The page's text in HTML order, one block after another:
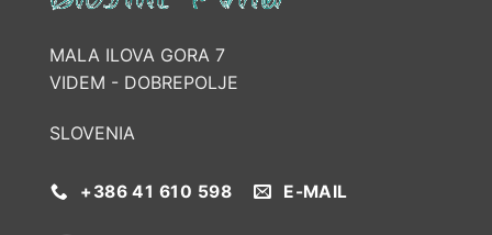
MALA ILOVA GORA 7
VIDEM - DOBREPOLJE
SLOVENIA
+386 41 610 598 E-MAIL